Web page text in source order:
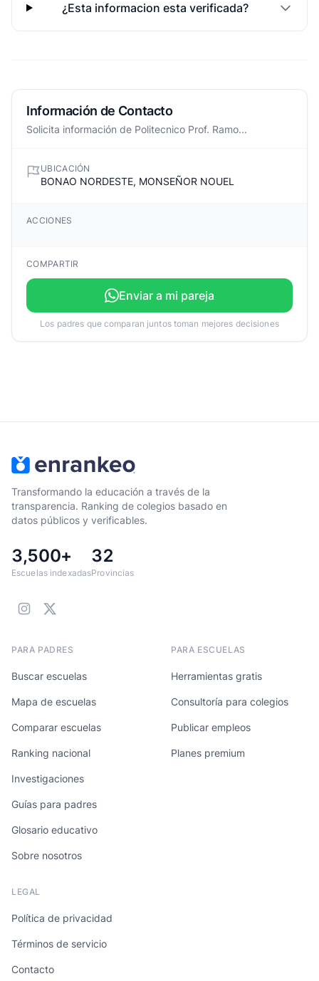
¿Esta informacion esta verificada?
Información de Contacto
Solicita información de Politecnico Prof. Ramo...
UBICACIÓN
BONAO NORDESTE, MONSEÑOR NOUEL
ACCIONES
COMPARTIR
Enviar a mi pareja
Los padres que comparan juntos toman mejores decisiones
Transformando la educación a través de la
transparencia. Ranking de colegios basado en
datos públicos y verificables.
3,500+
Escuelas indexadas
32
Provincias
PARA PADRES
Buscar escuelas
Mapa de escuelas
Comparar escuelas
Ranking nacional
Investigaciones
Guías para padres
Glosario educativo
Sobre nosotros
PARA ESCUELAS
Herramientas gratis
Consultoría para colegios
Publicar empleos
Planes premium
LEGAL
Política de privacidad
Términos de servicio
Contacto